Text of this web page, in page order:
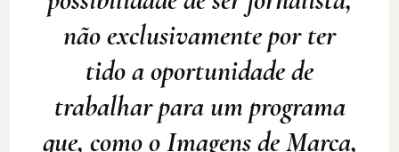
não exclusivamente por ter
tido a oportunidade de
trabalhar para um programa
que, como o Imagens de Marca,